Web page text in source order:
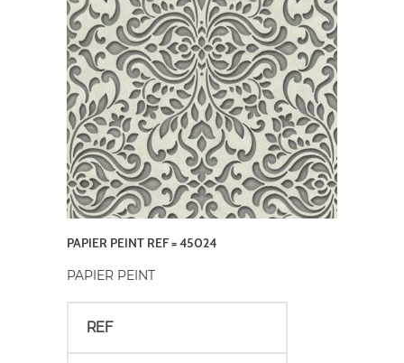
PAPIER PEINT REF = 45024
PAPIER PEINT
REF